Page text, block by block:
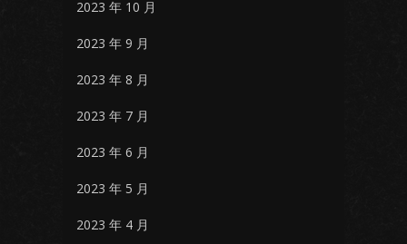
2023 年 10 月
2023 年 9 月
2023 年 8 月
2023 年 7 月
2023 年 6 月
2023 年 5 月
2023 年 4 月